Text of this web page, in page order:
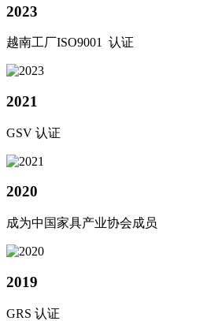
2023
越南工厂ISO9001 认证
2021
GSV 认证
2020
成为中国家具产业协会成员
2019
GRS 认证